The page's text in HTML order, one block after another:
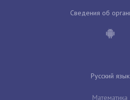
Сведения об
Русский язык
Математика